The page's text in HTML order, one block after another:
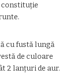
constituție
cu fustă lungă
de culoare
2 lanțuri de aur.